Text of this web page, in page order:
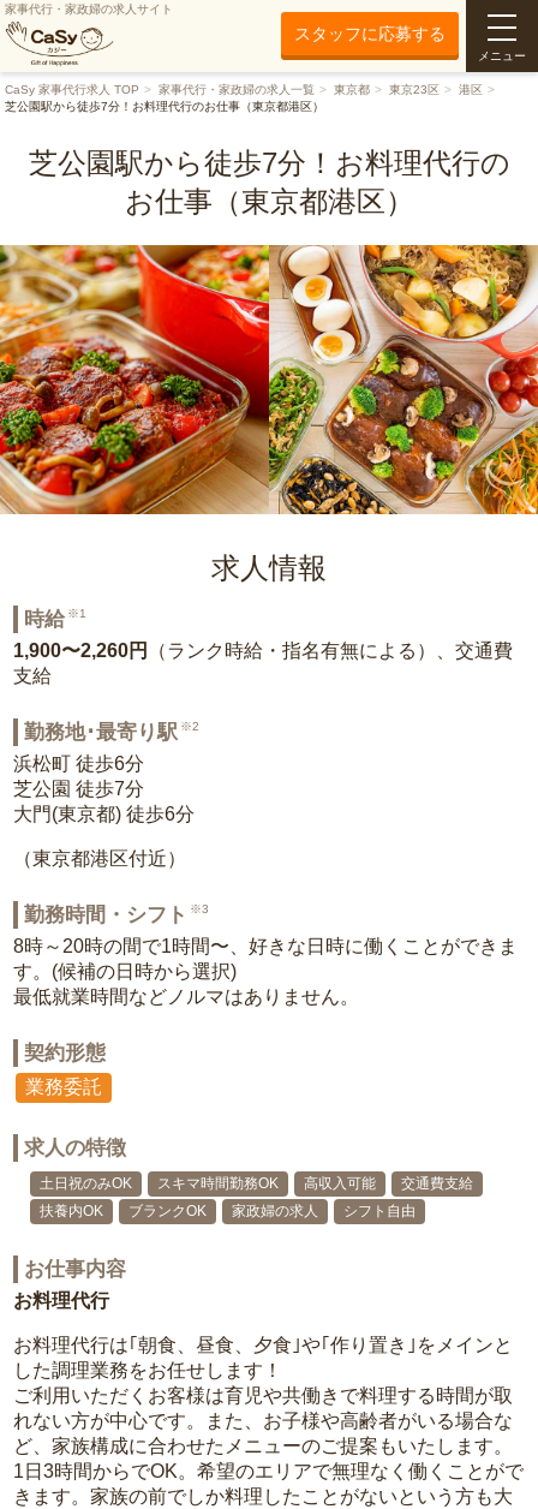
家事代行・家政婦の求人サイト
スタッフに応募する
メニュー
CaSy 家事代行求人 TOP 家事代行・家政婦の求人一覧 東京都 東京23区
港区
芝公園駅から徒歩7分！お料理代行のお仕事（東京都港区）
芝公園駅から徒歩7分！お料理代行の
お仕事（東京都港区）
求人情報
時給 ※1
1,900〜2,260円
（ランク時給・指名有無による）、交通費
支給
勤務地･最寄り駅 ※2
浜松町 徒歩6分
芝公園 徒歩7分
大門(東京都) 徒歩6分
（東京都港区付近）
勤務時間・シフト ※3
8時～20時の間で1時間〜、好きな日時に働くことができま
す。(候補の日時から選択)
最低就業時間などノルマはありません。
契約形態
業務委託
求人の特徴
土日祝のみOK スキマ時間勤務OK 高収入可能
交通費支給
扶養内OK
ブランクOK 家政婦の求人 シフト自由
お仕事内容
お料理代行
お料理代行は｢朝食、昼食、夕食｣や｢作り置き｣をメインと
した調理業務をお任せします！
ご利用いただくお客様は育児や共働きで料理する時間が取
れない方が中心です。また、お子様や高齢者がいる場合な
ど、家族構成に合わせたメニューのご提案もいたします。
1日3時間からでOK。希望のエリアで無理なく働くことがで
きます。家族の前でしか料理したことがないという方も大